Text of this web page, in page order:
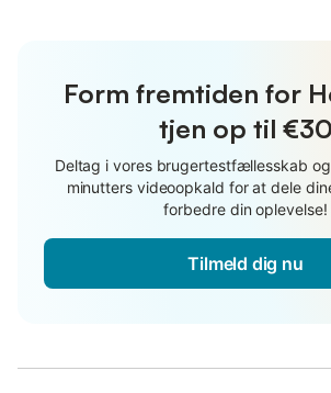
Form fremtiden for
tjen op til €30
Deltag i vores brugertestfællesskab
minutters videoopkald for at dele
forbedre din oplevelse!
Tilmeld dig nu